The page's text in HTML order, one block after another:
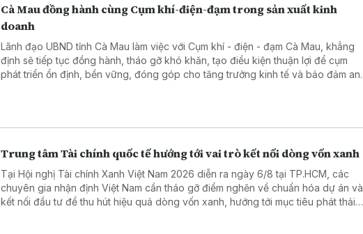
Cà Mau đồng hành cùng Cụm khí-điện-đạm trong sản xuất kinh
doanh
Lãnh đạo UBND tỉnh Cà Mau làm việc với Cụm khí - điện - đạm Cà Mau, khẳng
định sẽ tiếp tục đồng hành, tháo gỡ khó khăn, tạo điều kiện thuận lợi để cụm
phát triển ổn định, bền vững, đóng góp cho tăng trưởng kinh tế và bảo đảm an
Trung tâm Tài chính quốc tế hướng tới vai trò kết nối dòng vốn xanh
Tại Hội nghị Tài chính Xanh Việt Nam 2026 diễn ra ngày 6/8 tại TP.HCM, các
chuyên gia nhận định Việt Nam cần tháo gỡ điểm nghẽn về chuẩn hóa dự án và
kết nối đầu tư để thu hút hiệu quả dòng vốn xanh, hướng tới mục tiêu phát thải